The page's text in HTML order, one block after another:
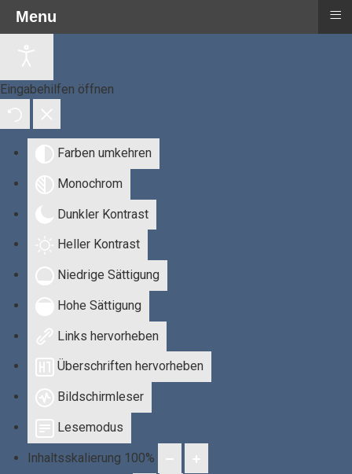
Eingabehilfen öffnen
Farben umkehren
Monochrom
Dunkler Kontrast
Heller Kontrast
Niedrige Sättigung
Hohe Sättigung
Links hervorheben
Überschriften hervorheben
Bildschirmleser
Lesemodus
Inhaltsskalierung 100%
Menu ≡